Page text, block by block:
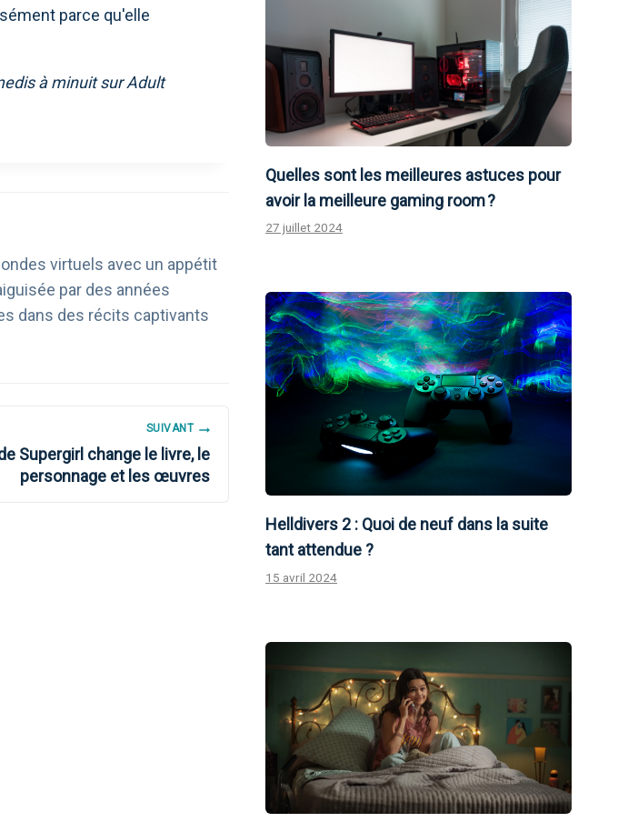
parce qu'elle
à minuit sur Adult
virtuels avec un appétit
par des années
dans des récits captivants
SUIVANT
Supergirl change le livre, le
personnage et les œuvres
Quelles sont les meilleures astuces pour
avoir la meilleure gaming room ?
27 juillet 2024
Helldivers 2 : Quoi de neuf dans la suite
tant attendue ?
15 avril 2024